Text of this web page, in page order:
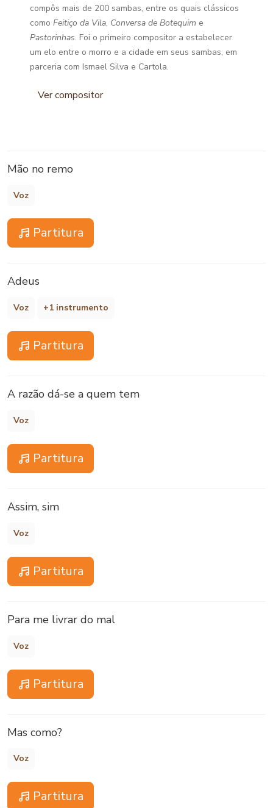
compôs mais de 200 sambas, entre os quais clássicos
comoFeitiço da Vila, Conversa de Botequim e
Pastorinhas. Foi o primeiro compositor a estabelecer
um elo entre o morro e a cidade em seus sambas, em
parceria com Ismael Silva e Cartola.
Ver compositor
Mão no remo
Voz
Partitura
Adeus
Voz +1 instrumento
Partitura
A razão dá-se a quem tem
Voz
Partitura
Assim, sim
Voz
Partitura
Para me livrar do mal
Voz
Partitura
Mas como?
Voz
Partitura